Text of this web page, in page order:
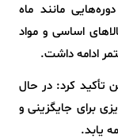
مانند ماه
اساسی و مواد
ادامه داشت.
تأکید کرد: در حال
برای جایگزینی و
یابد.